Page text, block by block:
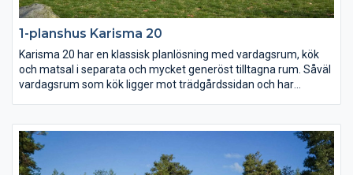
1-planshus Karisma 20
Karisma 20 har en klassisk planlösning med vardagsrum, kök
och matsal i separata och mycket generöst tilltagna rum. Såväl
vardagsrum som kök ligger mot trädgårdssidan och har
fån carport eller garage.